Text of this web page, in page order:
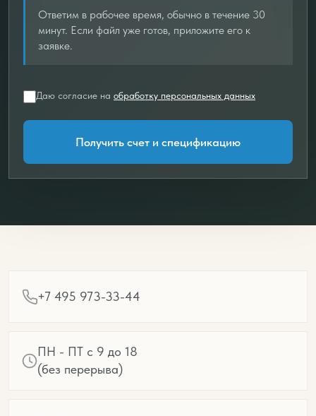
Ответим в рабочее время, обычно в течение 30
минут. Если файл уже готов, приложите его к
заявке.
Даю согласие на обработку персональных данных
Получить счет и спецификацию
+7 495 973-33-44
ПН - ПТ с 9 до 18
(без перерыва)